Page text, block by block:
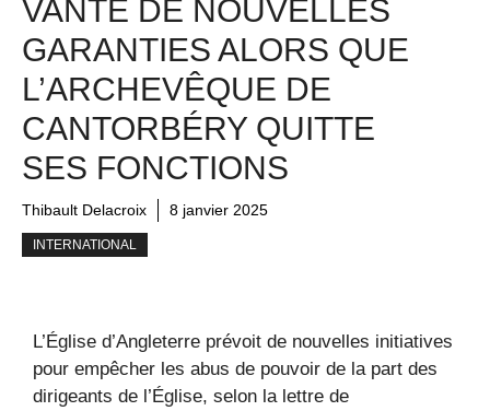
VANTE DE NOUVELLES
GARANTIES ALORS QUE
L’ARCHEVÊQUE DE
CANTORBÉRY QUITTE
SES FONCTIONS
Thibault Delacroix 8 janvier 2025
INTERNATIONAL
L’Église d’Angleterre prévoit de nouvelles initiatives
pour empêcher les abus de pouvoir de la part des
dirigeants de l’Église, selon la lettre de